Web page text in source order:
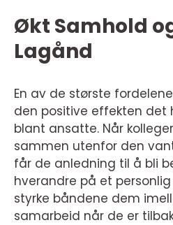
Økt Samhold
Lagånd
En av de største
den positive effekten det
blant ansatte. Når
sammen utenfor den
får de anledning til å bli
hverandre på et
styrke båndene dem
samarbeid når de er